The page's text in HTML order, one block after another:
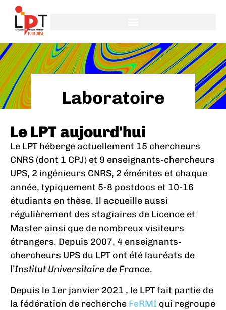
Laboratoire
Le LPT aujourd'hui
Le LPT héberge actuellement 15 chercheurs
CNRS (dont 1 CPJ) et 9 enseignants-chercheurs
UPS, 2 ingénieurs CNRS, 2 émérites et chaque
année, typiquement 5-8 postdocs et 10-16
étudiants en thèse. Il accueille aussi
régulièrement des stagiaires de Licence et
Master ainsi que de nombreux visiteurs
étrangers. Depuis 2007, 4 enseignants-
chercheurs UPS du LPT ont été lauréats de
l’Institut Universitaire de France.
Depuis le 1er janvier 2021 , le LPT fait partie de
la fédération de recherche FeRMI qui regroupe